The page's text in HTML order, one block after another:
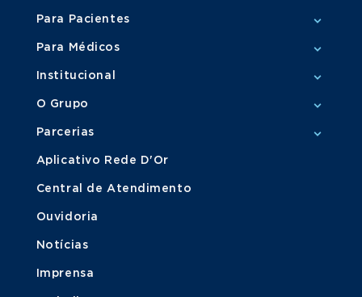
Para Pacientes
Para Médicos
Institucional
O Grupo
Parcerias
Aplicativo Rede D'Or
Central de Atendimento
Ouvidoria
Notícias
Imprensa